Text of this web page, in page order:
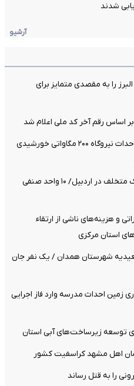
شدند
آرشیو
را به مقصدی متمایز برای
بر اساس رقم آخر کد ملی اعلام شد
جهشی بزرگ در انرژی سبز؛ مجوز احداث نیروگاه ۲۰۰ مگاواتی خورشیدی
مچ‌گیری تعزیرات از مشاوران املاک متخلف در اردبیل/ ۱۰ واحد صنفی
و هزینه‌های ناشی از ارتقاء
استان مرکزی
شهرستان همدان / یک نفر جان
زمین احداث مدرسه وارد فاز اجرایی
اهل مشهد کراسفیت کشور